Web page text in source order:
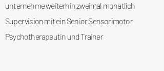
unternehme weiterhin zweimal monatlich
Supervision mit ein Senior Sensorimotor
Psychotherapeutin und Trainer